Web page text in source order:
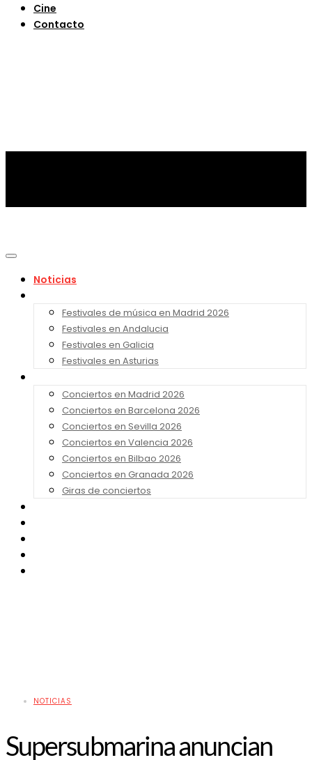
Cine
Contacto
Noticias
Festivales de música en Madrid 2026
Festivales en Andalucia
Festivales en Galicia
Festivales en Asturias
Conciertos en Madrid 2026
Conciertos en Barcelona 2026
Conciertos en Sevilla 2026
Conciertos en Valencia 2026
Conciertos en Bilbao 2026
Conciertos en Granada 2026
Giras de conciertos
NOTICIAS
Supersubmarina anuncian